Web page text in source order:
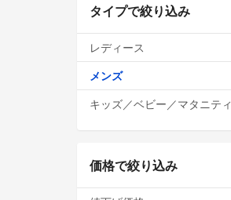
タイプで絞り込み
レディース
メンズ
キッズ／ベビー／マタニティ
価格で絞り込み